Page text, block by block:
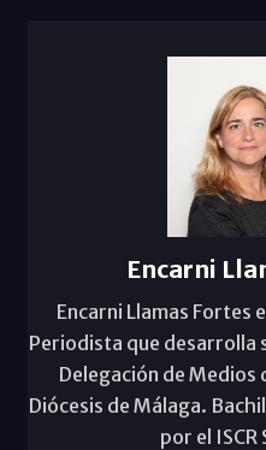
Encarni
Encarni Llamas Fortes
Periodista que desarrolla
Delegación de Medios
Diócesis de Málaga.
por el ISCR